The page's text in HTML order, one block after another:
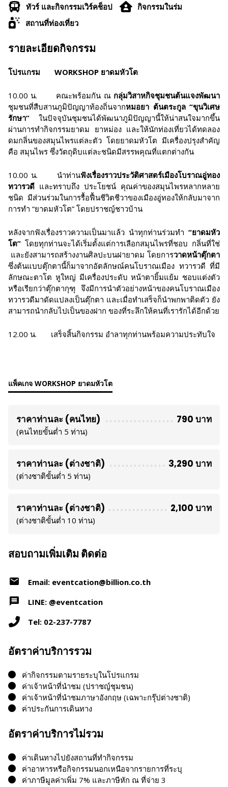
ทัวร์ และกิจกรรมเวิร์คช็อป
กิจกรรมในร่ม
สถานที่ท่องเที่ยว
รายละเอียดกิจกรรม
โปรแกรม WORKSHOP ยาดมหัวโต
10.00 น. คณะพร้อมกัน ณ กลุ่มวิสาหกิจชุมชนต้นแจงพัฒนา
ชุมชนที่สืบสานภูมิปัญญาท้องถิ่นจากหมอยา ต้นตระกูล “ขุนวิเศษ
รักษา” ในปัจจุบันชุมชนได้พัฒนาภูมิปัญญานี้ให้น่าสนใจมากขึ้น
ผ่านการทำกิจกรรมยาดม ยาหม่อง และให้นักท่องเที่ยวได้ทดลอง
ดมกลิ่นของสมุนไพรแต่ละตัว โดยยาดมหัวโต มีเครื่องปรุงสำคัญ
คือ สมุนไพร ซึ่งวัตถุดิบแต่ละชนิดมีสรรพคุณที่แตกต่างกัน
10.00 น. นำท่านฟังเรื่องราวประวัติศาสตร์เมืองโบราณอู่ทอง
ทวารวดี และทราบถึง ประโยชน์ คุณค่าของสมุนไพรหลากหลาย
ชนิด มีส่วนร่วมในการรื้อฟื้นชีวิตชีวาของเมืองอู่ทองให้กลับมาจาก
การทำ “ยาดมหัวโต” โดยปราชญ์ชาวบ้าน
หลังจากฟังเรื่องราวความเป็นมาแล้ว นำทุกท่านร่วมทำ “ยาดมหัว
โต” โดยทุกท่านจะได้เริ่มตั้งแต่การเลือกสมุนไพรที่ชอบ กลิ่นที่ใช่
และยังสามารถสร้างงานศิลปะบนฝายาดม โดยการวาดหน้าตุ๊กตา
ซึ่งต้นแบบตุ๊กตานี้ก็มาจากอัตลักษณ์คนโบราณเมือง ทวารวดี ที่มี
ลักษณะตาโต หูใหญ่ มีเครื่องประดับ หน้าตายิ้มแย้ม ชอบแต่งตัว
หรือเรียกว่าตุ๊กตากุฑุ จึงมีการนำตัวอย่างหน้าของคนโบราณเมือง
ทวารวดีมาดัดแปลงเป็นตุ๊กตา และเมื่อทำเสร็จก็นำพกพาติดตัว ยัง
สามารถนำกลับไปเป็นของฝาก ของที่ระลึกให้คนที่เรารักได้อีกด้วย
12.00 น. เสร็จสิ้นกิจกรรม อำลาทุกท่านพร้อมความประทับใจ
แพ็คเกจ WORKSHOP ยาดมหัวโต
ราคาท่านละ (คนไทย) 790 บาท
(คนไทยขั้นต่ำ 5 ท่าน)
ราคาท่านละ (ต่างชาติ) 3,290 บาท
(ต่างชาติขั้นต่ำ 5 ท่าน)
ราคาท่านละ (ต่างชาติ) 2,100 บาท
(ต่างชาติขั้นต่ำ 10 ท่าน)
สอบถามเพิ่มเติม ติดต่อ
Email: eventcation@billion.co.th
LINE: @eventcation
Tel: 02-237-7787
อัตราค่าบริการรวม
ค่ากิจกรรมตามรายระบุในโปรแกรม
ค่าเจ้าหน้าที่นำชม (ปราชญ์ชุมชน)
ค่าเจ้าหน้าที่นำชมภาษาอังกฤษ (เฉพาะกรุ๊ปต่างชาติ)
ค่าประกันการเดินทาง
อัตราค่าบริการไม่รวม
ค่าเดินทางไปยังสถานที่ทำกิจกรรม
ค่าอาหารหรือกิจกรรมนอกเหนือจากรายการที่ระบุ
ค่าภาษีมูลค่าเพิ่ม 7% และภาษีหัก ณ ที่จ่าย 3